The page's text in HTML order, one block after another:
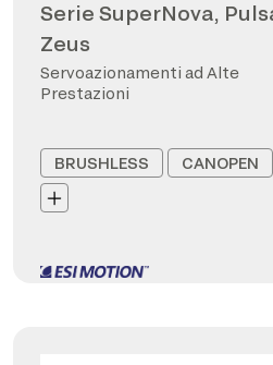
Serie SuperNova,
Zeus
Servoazionamenti ad Alte
Prestazioni
BRUSHLESS CANOPEN